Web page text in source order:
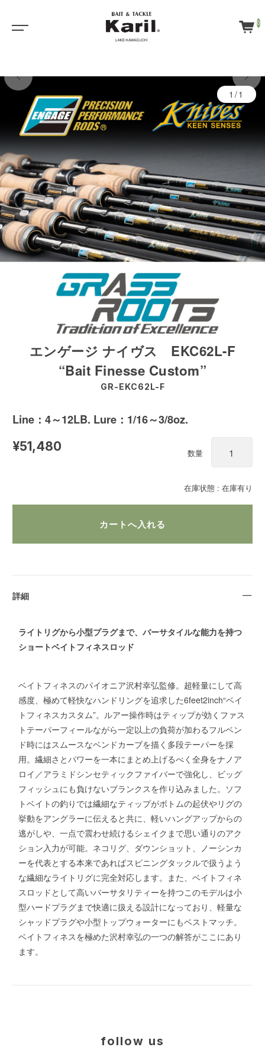
0
1/1
エンゲージ ナイヴス EKC62L-F
“Bait Finesse Custom”
GR-EKC62L-F
Line：4～12LB. Lure：1/16～3/8oz.
在庫状態 : 在庫有り
¥51,480 数量
詳細
ライトリグから小型プラグまで、バーサタイルな能力を持つ
ショートベイトフィネスロッド
ベイトフィネスのパイオニア沢村幸弘監修。超軽量にして高
感度、極めて軽快なハンドリングを追求した6feet2inch“ベイ
トフィネスカスタム”。ルアー操作時はティップが効くファス
トテーパーフィールながら一定以上の負荷が加わるフルベン
ド時にはスムースなベンドカーブを描く多段テーパーを採
用。繊細さとパワーを一本にまとめ上げるべく全身をナノア
ロイ／アラミドシンセティックファイバーで強化し、ビッグ
フィッシュにも負けないブランクスを作り込みました。ソフ
トベイトの釣りでは繊細なティップがボトムの起伏やリグの
挙動をアングラーに伝えると共に、軽いハングアップからの
逃がしや、一点で震わせ続けるシェイクまで思い通りのアク
ション入力が可能。ネコリグ、ダウンショット、ノーシンカ
ーを代表とする本来であればスピニングタックルで扱うよう
な繊細なライトリグに完全対応します。また、ベイトフィネ
スロッドとして高いバーサタリティーを持つこのモデルは小
型ハードプラグまで快適に扱える設計になっており、軽量な
シャッドプラグや小型トップウォーターにもベストマッチ。
ベイトフィネスを極めた沢村幸弘の一つの解答がここにあり
ます。
follow us